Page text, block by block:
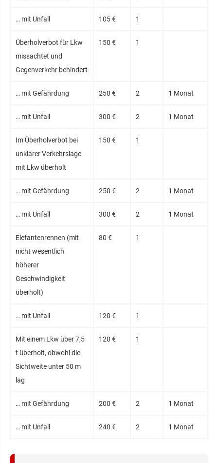
… mit Unfall 105 € 1
Überholverbot für Lkw
missachtet und
Gegenverkehr behindert
150 € 1
… mit Gefährdung 250 € 2 1 Monat
… mit Unfall 300 € 2 1 Monat
Im Überholverbot bei
unklarer Verkehrslage
mit Lkw überholt
150 € 1
… mit Gefährdung 250 € 2 1 Monat
… mit Unfall 300 € 2 1 Monat
Elefantenrennen (mit
nicht wesentlich
höherer
Geschwindigkeit
überholt)
80 € 1
… mit Unfall 120 € 1
Mit einem Lkw über 7,5
t überholt, obwohl die
Sichtweite unter 50 m
lag
120 € 1
… mit Gefährdung 200 € 2 1 Monat
… mit Unfall 240 € 2 1 Monat